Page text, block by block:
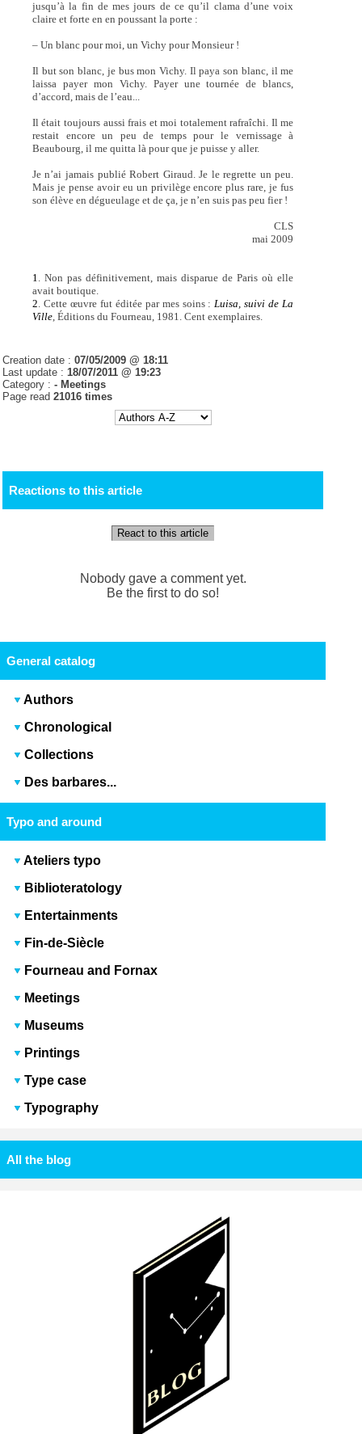
jusqu’à la fin de mes jours de ce qu’il clama d’une voix
claire et forte en en poussant la porte :
– Un blanc pour moi, un Vichy pour Monsieur !
Il but son blanc, je bus mon Vichy. Il paya son blanc, il me
laissa payer mon Vichy. Payer une tournée de blancs,
d’accord, mais de l’eau...
Il était toujours aussi frais et moi totalement rafraîchi. Il me
restait encore un peu de temps pour le vernissage à
Beaubourg, il me quitta là pour que je puisse y aller.
Je n’ai jamais publié Robert Giraud. Je le regrette un peu.
Mais je pense avoir eu un privilège encore plus rare, je fus
son élève en dégueulage et de ça, je n’en suis pas peu fier !
CLS
mai 2009
1. Non pas définitivement, mais disparue de Paris où elle
avait boutique.
2. Cette œuvre fut éditée par mes soins :Luisa, suivi de La
Ville, Éditions du Fourneau, 1981. Cent exemplaires.
Creation date :07/05/2009 @ 18:11
Last update :18/07/2011 @ 19:23
Category :- Meetings
Page read21016 times
Reactions to this article
React to this article
Nobody gave a comment yet.
Be the first to do so!
General catalog
Authors
Chronological
Collections
Des barbares...
Typo and around
Ateliers typo
Biblioteratology
Entertainments
Fin-de-Siècle
Fourneau and Fornax
Meetings
Museums
Printings
Type case
Typography
All the blog